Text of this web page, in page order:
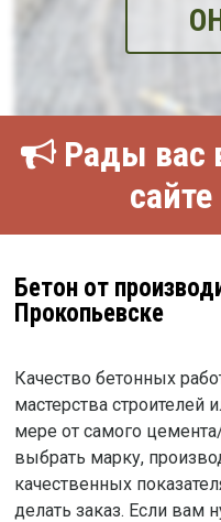
Рады вас
Бетон от
Прокопьевске
Качество бетонных
мастерства
мере от самого
выбрать марку,
качественных
делать заказ. Если вам